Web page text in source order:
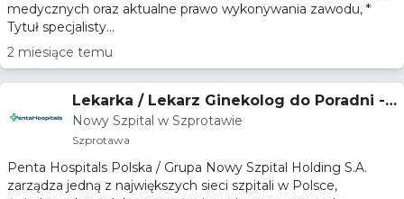
medycznych oraz aktualne prawo wykonywania zawodu, *
Tytuł specjalisty...
2 miesiące temu
Lekarka / Lekarz Ginekolog do Poradni -
Specjalista lub w trakcie specjalizacji
Nowy Szpital w Szprotawie
Szprotawa
Penta Hospitals Polska / Grupa Nowy Szpital Holding S.A.
zarządza jedną z największych sieci szpitali w Polsce,